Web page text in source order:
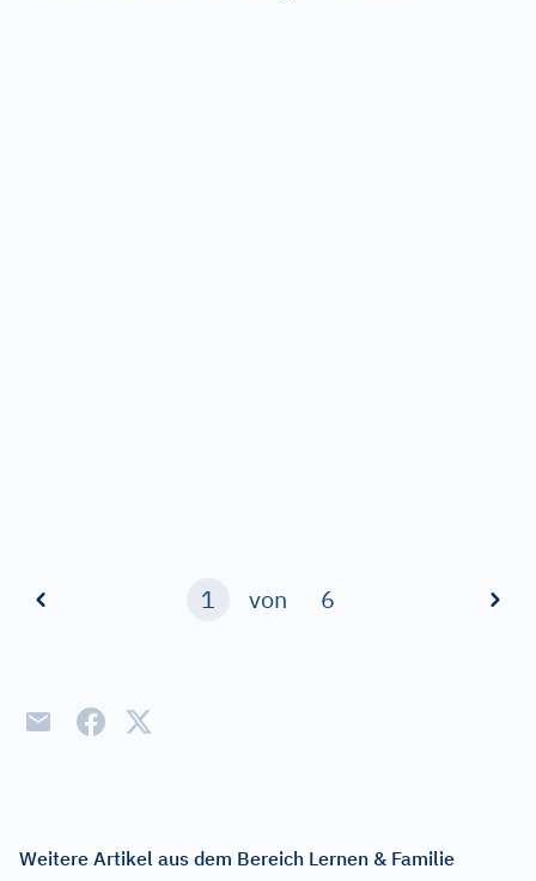
1 von 6
Weitere Artikel aus dem Bereich Lernen & Familie